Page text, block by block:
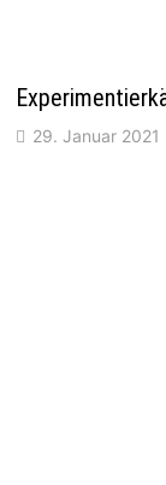
29. Januar 2021